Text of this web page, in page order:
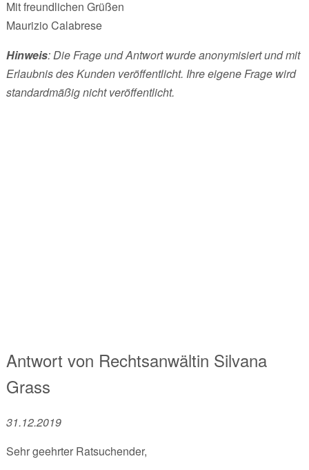
Mit freundlichen Grüßen
Maurizio Calabrese
Hinweis: Die Frage und Antwort wurde anonymisiert und mit
Erlaubnis des Kunden veröffentlicht. Ihre eigene Frage wird
standardmäßig nicht veröffentlicht.
Antwort von Rechtsanwältin Silvana
Grass
31.12.2019
Sehr geehrter Ratsuchender,